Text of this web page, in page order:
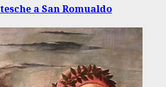
a San Romualdo